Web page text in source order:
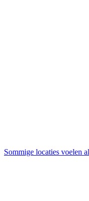
Sommige locaties voelen